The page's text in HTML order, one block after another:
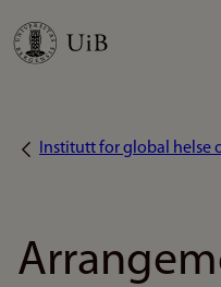
Hopp
Institutt for global helse